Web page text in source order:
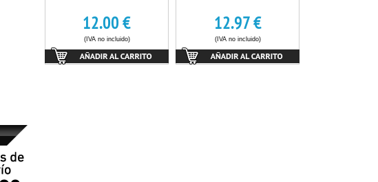
12.00€
(IVA no incluido)
12.97€
(IVA no incluido)